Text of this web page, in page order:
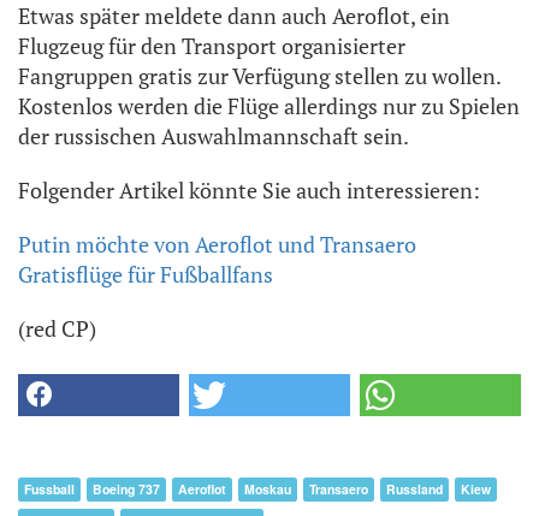
Etwas später meldete dann auch Aeroflot, ein
Flugzeug für den Transport organisierter
Fangruppen gratis zur Verfügung stellen zu wollen.
Kostenlos werden die Flüge allerdings nur zu Spielen
der russischen Auswahlmannschaft sein.
Folgender Artikel könnte Sie auch interessieren:
Putin möchte von Aeroflot und Transaero
Gratisflüge für Fußballfans
(red CP)
Fussball Boeing 737 Aeroflot Moskau Transaero Russland
Kiew